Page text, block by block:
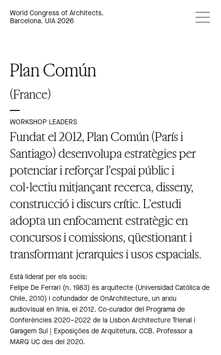
World Congress of Architects.
Barcelona. UIA 2026
Plan Común
(France)
WORKSHOP LEADERS
Fundat el 2012, Plan Común (París i
Santiago) desenvolupa estratègies per
potenciar i reforçar l’espai públic i
col·lectiu mitjançant recerca, disseny,
construcció i discurs crític. L’estudi
adopta un enfocament estratègic en
concursos i comissions, qüestionant i
transformant jerarquies i usos espacials.
Està liderat per els socis:
Felipe De Ferrari (n. 1983) és arquitecte (Universidad Católica de
Chile, 2010) i cofundador de OnArchitecture, un arxiu
audiovisual en línia, el 2012. Co-curador del Programa de
Conferències 2020–2022 de la Lisbon Architecture Trienal i
Garagem Sul | Exposições de Arquitetura, CCB. Professor a
MARQ UC des del 2020.